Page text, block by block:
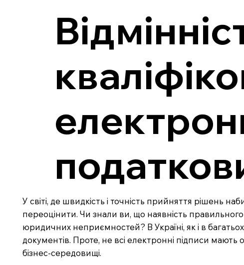
У світі, де швидкість і точність прийняття рішень
переоцінити. Чи знали ви, що наявність
юридичних неприємностей? В Україні, як і в
документів. Проте, не всі електронні підписи
бізнес-середовищі.